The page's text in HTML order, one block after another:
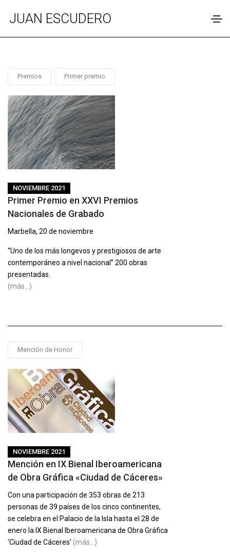
JUAN ESCUDERO
Premios Primer premio
NOVIEMBRE 2021
Primer Premio en XXVI Premios
Nacionales de Grabado
Marbella, 20 de noviembre
“Uno de los más longevos y prestigiosos de arte
contemporáneo a nivel nacional” 200 obras
presentadas.
(más…)
Mención de Honor
NOVIEMBRE 2021
Mención en IX Bienal Iberoamericana
de Obra Gráfica «Ciudad de Cáceres»
Con una participación de 353 obras de 213
personas de 39 países de los cinco continentes,
se celebra en el Palacio de la Isla hasta el 28 de
enero la IX Bienal Iberoamericana de Obra Gráfica
‘Ciudad de Cáceres’ (más…)